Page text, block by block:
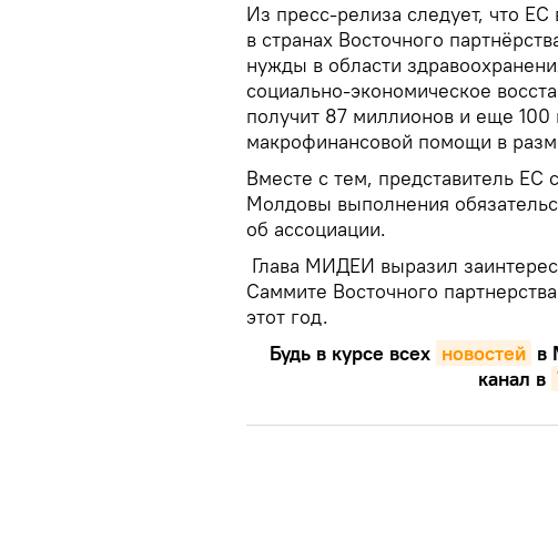
Из пресс-релиза следует, что
в странах Восточного
нужды в области
социально-экономическое
получит 87 миллионов и еще 100
макрофинансовой помощи в
Вместе с тем, представитель ЕС
Молдовы выполнения
об ассоциации.
Глава МИДЕИ выразил
Саммите Восточного
этот год.
Будь в курсе всех новостей в
канал в